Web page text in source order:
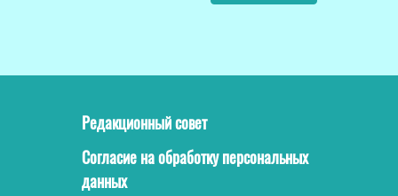
Редакционный совет
Согласие на обработку персональных
данных